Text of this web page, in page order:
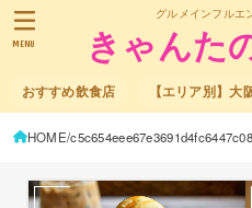
グルメインフルエ
きゃんた
おすすめ飲食店 【エリア別】大
MENU
HOME